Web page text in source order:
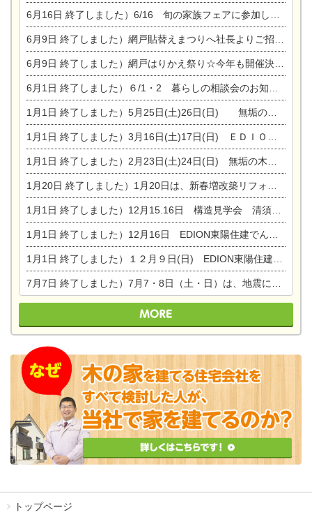
6月16日 終了しました）6/16 旬の家族フェアに参加します☆
6月9日 終了しました）網戸貼替えまつりへ社長よりご招待です♪
6月9日 終了しました）網戸はりかえ祭り☆今年も開催決定！
6月1日 終了しました）６/1・2 暮らしの相談会のお知らせ
1月1日 終了しました）5月25日(土)26日(日) 無垢の木の家体感見学会開催☆
1月1日 終了しました）3月16日(土)17日(日) ＥＤＩＯＮ東陽住建でんき館 総決算まつり
1月1日 終了しました）2月23日(土)24日(日) 無垢の木の家 完成見学会
1月20日 終了しました）1月20日は、新春増改築リフォームまつり＆家の修理祭り＆家電まつりです。
1月1日 終了しました）12月15.16日 構造見学会 清須市西枇杷島町弁天
1月1日 終了しました）12月16日 EDION東陽住建でんき OPEN第二弾イベント！！
1月1日 終了しました）１２月９日(日) EDION東陽住建でんき館プレＯＰＥＮ！＆家の修理まつり
7月7日 終了しました）7月7・8日（土・日）は、地震に強くて安心！暮らしを楽しむ東濃ひのきの平屋の家体験見学会を開催します。ぜひお越しください。
トップページ